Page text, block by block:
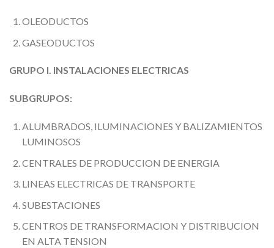
OLEODUCTOS
GASEODUCTOS
GRUPO I. INSTALACIONES ELECTRICAS
SUBGRUPOS:
ALUMBRADOS, ILUMINACIONES Y BALIZAMIENTOS
LUMINOSOS
CENTRALES DE PRODUCCION DE ENERGIA
LINEAS ELECTRICAS DE TRANSPORTE
SUBESTACIONES
CENTROS DE TRANSFORMACION Y DISTRIBUCION
EN ALTA TENSION